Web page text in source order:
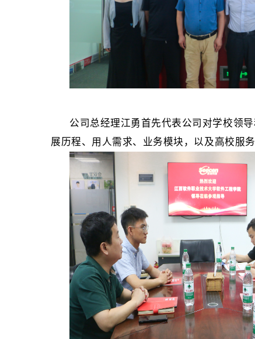
公司总经理江勇首先代表公司对学校领
展历程、用人需求、业务模块，以及高校服